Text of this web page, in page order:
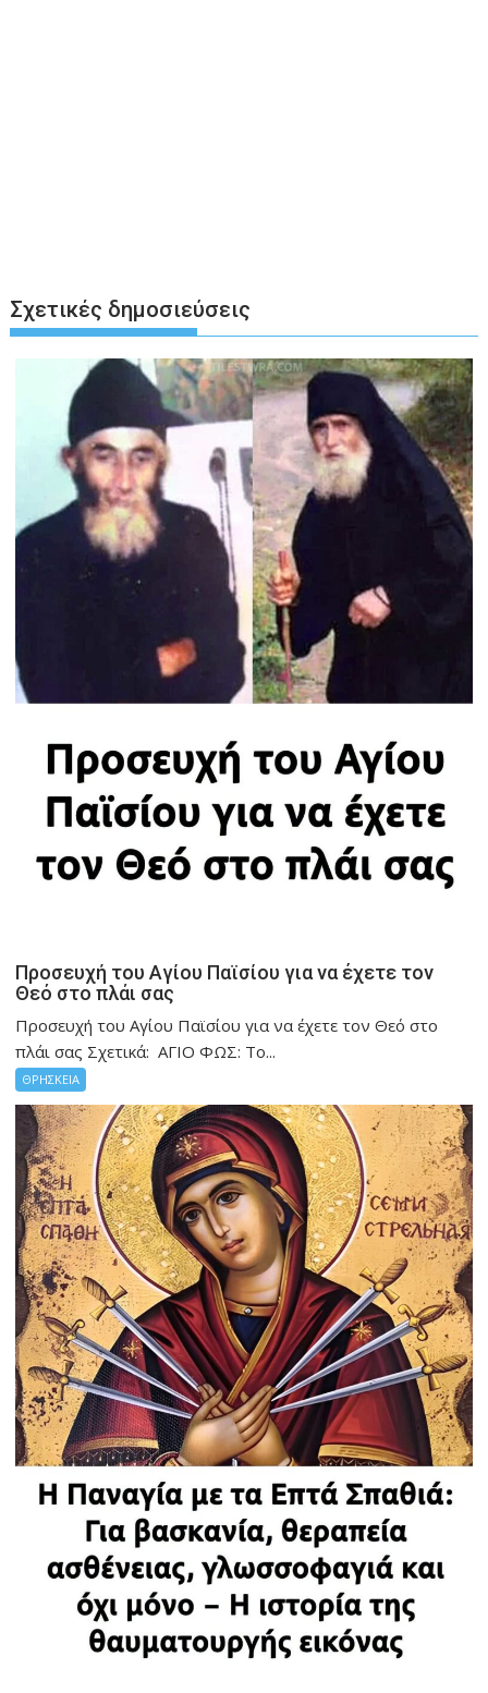
Σχετικές δημοσιεύσεις
Προσευχή του Αγίου Παϊσίου για να έχετε τον
Θεό στο πλάι σας
Προσευχή του Αγίου Παϊσίου για να έχετε τον Θεό στο
πλάι σας Σχετικά: ΑΓΙΟ ΦΩΣ: Το...
ΘΡΗΣΚΕΙΑ